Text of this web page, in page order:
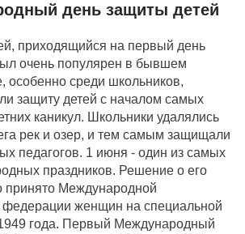
день защиты детей
приходящийся на первый день
очень популярен в бывшем
особенно среди школьников,
защиту детей с началом самых
каникул. Школьники удалялись
рек и озер, и тем самым защищали
педагогов. 1 июня - один из самых
праздников. Решение о его
принято Международной
федерации женщин на специальной
года. Первый Международный